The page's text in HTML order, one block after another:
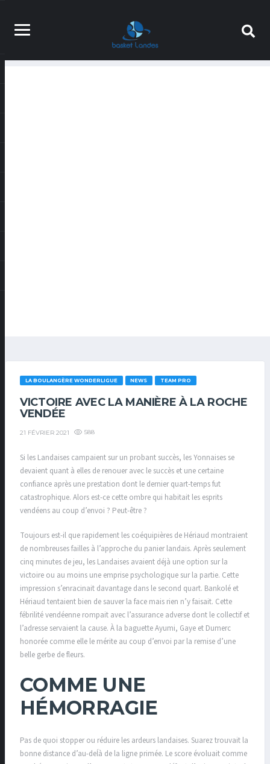
LA BOULANGÈRE WONDERLIGUE NEWS TEAM PRO
VICTOIRE AVEC LA MANIÈRE À LA ROCHE
VENDÉE
21 FÉVRIER 2021 588
Si les Landaises campaient sur un probant succès, les Yonnaises se
devaient quant à elles de renouer avec le succès et une certaine
confiance après une prestation dont le dernier quart-temps fut
catastrophique. Alors est-ce cette ombre qui habitait les esprits
vendéens au coup d’envoi ? Peut-être ?
Toujours est-il que rapidement les coéquipières de Hériaud montraient
de nombreuses failles à l’approche du panier landais. Après seulement
cinq minutes de jeu, les Landaises avaient déjà une option sur la
victoire ou au moins une emprise psychologique sur la partie. Cette
impression s’enracinait davantage dans le second quart. Bankolé et
Hériaud tentaient bien de sauver la face mais rien n’y faisait. Cette
fébrilité vendéenne rompait avec l’assurance adverse dont le collectif et
l’adresse servaient la cause. À la baguette Ayumi, Gaye et Dumerc
honorée comme elle le mérite au coup d’envoi par la remise d’une
belle gerbe de fleurs.
COMME UNE
HÉMORRAGIE
Pas de quoi stopper ou réduire les ardeurs landaises. Suarez trouvait la
bonne distance d’au-deĺà de la ligne primée. Le score évoluait comme